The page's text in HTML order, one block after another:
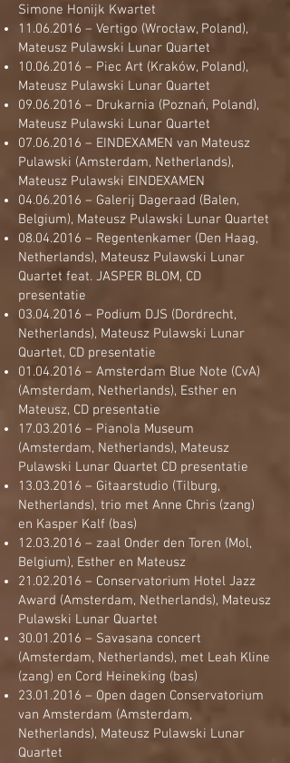
Simone Honijk Kwartet
11.06.2016 – Vertigo (Wrocław, Poland),
Mateusz Pulawski Lunar Quartet
10.06.2016 – Piec Art (Kraków, Poland),
Mateusz Pulawski Lunar Quartet
09.06.2016 – Drukarnia (Poznań, Poland),
Mateusz Pulawski Lunar Quartet
07.06.2016 – EINDEXAMEN van Mateusz
Pulawski (Amsterdam, Netherlands),
Mateusz Pulawski EINDEXAMEN
04.06.2016 – Galerij Dageraad (Balen,
Belgium), Mateusz Pulawski Lunar Quartet
08.04.2016 – Regentenkamer (Den Haag,
Netherlands), Mateusz Pulawski Lunar
Quartet feat. JASPER BLOM, CD
presentatie
03.04.2016 – Podium DJS (Dordrecht,
Netherlands), Mateusz Pulawski Lunar
Quartet, CD presentatie
01.04.2016 – Amsterdam Blue Note (CvA)
(Amsterdam, Netherlands), Esther en
Mateusz, CD presentatie
17.03.2016 – Pianola Museum
(Amsterdam, Netherlands), Mateusz
Pulawski Lunar Quartet CD presentatie
13.03.2016 – Gitaarstudio (Tilburg,
Netherlands), trio met Anne Chris (zang)
en Kasper Kalf (bas)
12.03.2016 – zaal Onder den Toren (Mol,
Belgium), Esther en Mateusz
21.02.2016 – Conservatorium Hotel Jazz
Award (Amsterdam, Netherlands), Mateusz
Pulawski Lunar Quartet
30.01.2016 – Savasana concert
(Amsterdam, Netherlands), met Leah Kline
(zang) en Cord Heineking (bas)
23.01.2016 – Open dagen Conservatorium
van Amsterdam (Amsterdam,
Netherlands), Mateusz Pulawski Lunar
Quartet